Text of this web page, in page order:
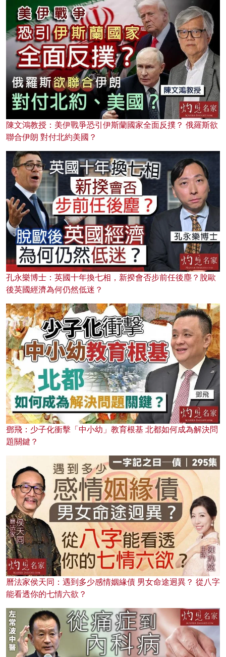
陳文鴻教授：美伊戰爭恐引伊斯蘭國家全面反撲？ 俄羅斯欲
聯合伊朗 對付北約美國？
孔永樂博士：英國十年換七相，新揆會否步前任後塵？脫歐
後英國經濟為何仍然低迷？
鄧飛：少子化衝擊「中小幼」教育根基 北都如何成為解決問
題關鍵？
曆法家侯天同：遇到多少感情姻緣債 男女命途迥異？ 從八字
能看透你的七情六欲？